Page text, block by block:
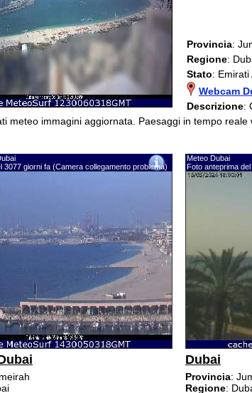
Provincia:
Regione:
Stato: Emirati
Webcam
Descrizione:
meteo immagini aggiornata. Paesaggi in tempo reale
3077 giorni fa (Camera collegamento problema)
Meteo Dubai
Foto anteprima
Dubai
Provincia:
Regione: